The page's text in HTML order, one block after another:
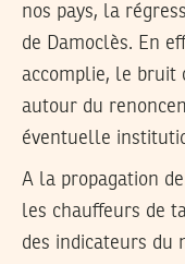
nos pays, la
de Damoclès. En
accomplie, le bruit
autour du
éventuelle
A la propagation
les chauffeurs de
des indicateurs du